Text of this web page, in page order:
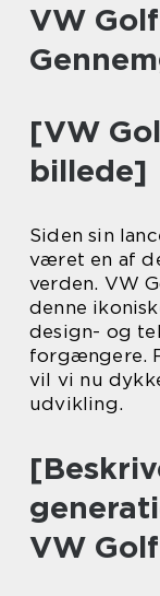
VW
[VW
billede]
Siden sin
været en af
verden. VW
denne
design- og
forgængere.
vil vi nu
udvikling.
VW